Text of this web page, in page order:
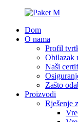
Dom
O nama
Profil
Obilazak
Naši
Zašto
Proizvodi
Rješenje